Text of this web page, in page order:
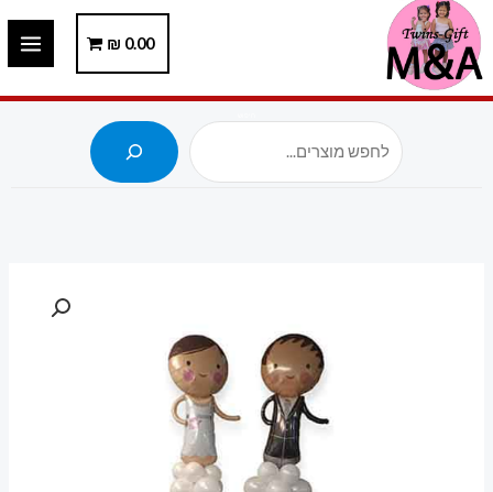
דילוג
לתוכן
0.00
₪